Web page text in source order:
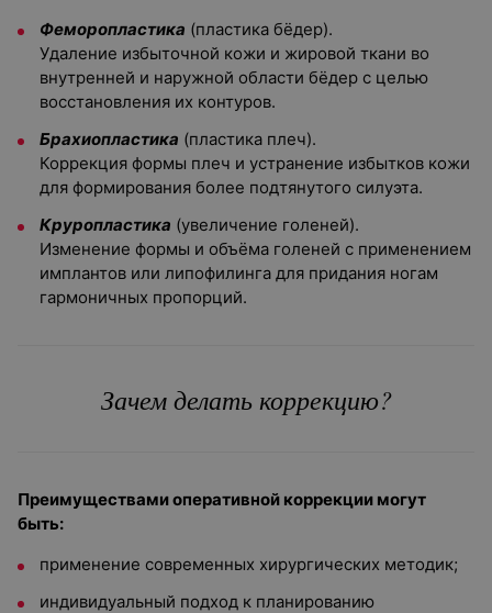
Феморопластика (пластика бёдер).
Удаление избыточной кожи и жировой ткани во
внутренней и наружной области бёдер с целью
восстановления их контуров.
Брахиопластика (пластика плеч).
Коррекция формы плеч и устранение избытков кожи
для формирования более подтянутого силуэта.
Круропластика (увеличение голеней).
Изменение формы и объёма голеней с применением
имплантов или липофилинга для придания ногам
гармоничных пропорций.
Зачем делать коррекцию?
Преимуществами оперативной коррекции могут
быть:
применение современных хирургических методик;
индивидуальный подход к планированию